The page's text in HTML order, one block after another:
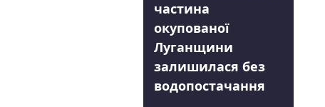
частина
окупованої
Луганщини
залишилася без
водопостачання